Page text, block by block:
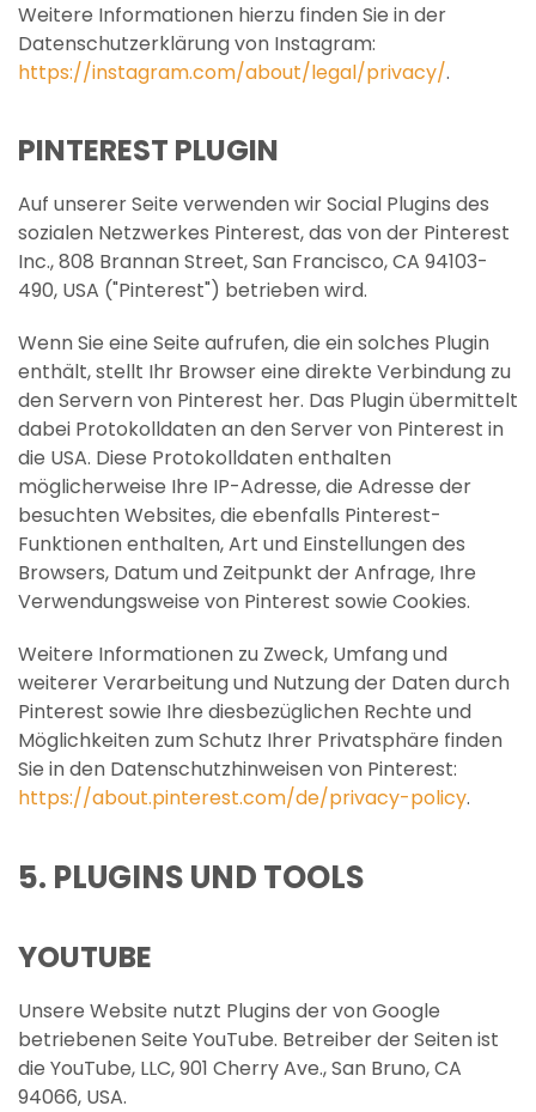
Weitere Informationen hierzu finden Sie in der
Datenschutzerklärung von Instagram:
https://instagram.com/about/legal/privacy/.
PINTEREST PLUGIN
Auf unserer Seite verwenden wir Social Plugins des
sozialen Netzwerkes Pinterest, das von der Pinterest
Inc., 808 Brannan Street, San Francisco, CA 94103-
490, USA ("Pinterest") betrieben wird.
Wenn Sie eine Seite aufrufen, die ein solches Plugin
enthält, stellt Ihr Browser eine direkte Verbindung zu
den Servern von Pinterest her. Das Plugin übermittelt
dabei Protokolldaten an den Server von Pinterest in
die USA. Diese Protokolldaten enthalten
möglicherweise Ihre IP-Adresse, die Adresse der
besuchten Websites, die ebenfalls Pinterest-
Funktionen enthalten, Art und Einstellungen des
Browsers, Datum und Zeitpunkt der Anfrage, Ihre
Verwendungsweise von Pinterest sowie Cookies.
Weitere Informationen zu Zweck, Umfang und
weiterer Verarbeitung und Nutzung der Daten durch
Pinterest sowie Ihre diesbezüglichen Rechte und
Möglichkeiten zum Schutz Ihrer Privatsphäre finden
Sie in den Datenschutzhinweisen von Pinterest:
https://about.pinterest.com/de/privacy-policy.
5. PLUGINS UND TOOLS
YOUTUBE
Unsere Website nutzt Plugins der von Google
betriebenen Seite YouTube. Betreiber der Seiten ist
die YouTube, LLC, 901 Cherry Ave., San Bruno, CA
94066, USA.